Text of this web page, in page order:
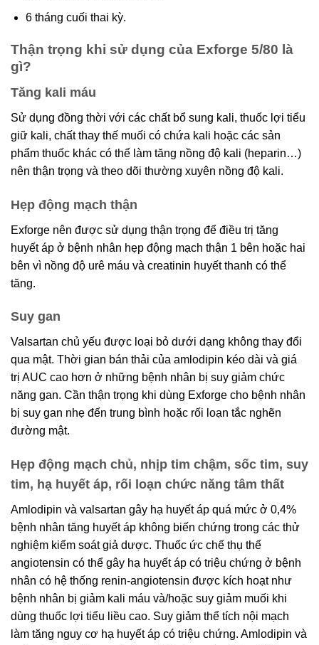
6 tháng cuối thai kỳ.
Thận trọng khi sử dụng của Exforge 5/80 là
gì?
Tăng kali máu
Sử dụng đồng thời với các chất bổ sung kali, thuốc lợi tiểu
giữ kali, chất thay thế muối có chứa kali hoặc các sản
phẩm thuốc khác có thể làm tăng nồng độ kali (heparin…)
nên thận trọng và theo dõi thường xuyên nồng độ kali.
Hẹp động mạch thận
Exforge nên được sử dụng thận trọng để điều trị tăng
huyết áp ở bệnh nhân hẹp động mạch thận 1 bên hoặc hai
bên vì nồng độ urê máu và creatinin huyết thanh có thể
tăng.
Suy gan
Valsartan chủ yếu được loại bỏ dưới dạng không thay đổi
qua mật. Thời gian bán thải của amlodipin kéo dài và giá
trị AUC cao hơn ở những bệnh nhân bị suy giảm chức
năng gan. Cần thận trọng khi dùng Exforge cho bệnh nhân
bị suy gan nhẹ đến trung bình hoặc rối loạn tắc nghẽn
đường mật.
Hẹp động mạch chủ, nhịp tim chậm, sốc tim, suy
tim, hạ huyết áp, rối loạn chức năng tâm thất
Amlodipin và valsartan gây hạ huyết áp quá mức ở 0,4%
bệnh nhân tăng huyết áp không biến chứng trong các thử
nghiệm kiểm soát giả dược. Thuốc ức chế thụ thể
angiotensin có thể gây hạ huyết áp có triệu chứng ở bệnh
nhân có hệ thống renin-angiotensin được kích hoạt như
bệnh nhân bị giảm kali máu và/hoặc suy giảm muối khi
dùng thuốc lợi tiểu liều cao. Suy giảm thể tích nội mạch
làm tăng nguy cơ hạ huyết áp có triệu chứng. Amlodipin và